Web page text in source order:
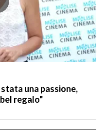
stata una passione,
regalo"